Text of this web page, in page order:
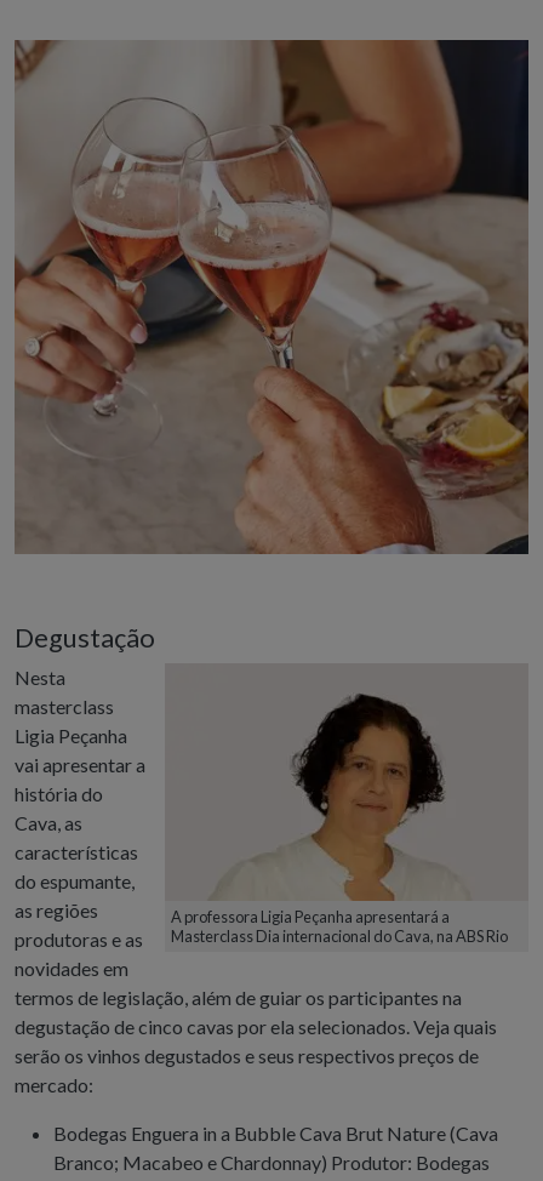
Degustação
A professora Ligia Peçanha apresentará a
Masterclass Dia internacional do Cava, na ABS Rio
Nesta
masterclass
Ligia Peçanha
vai apresentar a
história do
Cava, as
características
do espumante,
as regiões
produtoras e as
novidades em
termos de legislação, além de guiar os participantes na
degustação de cinco cavas por ela selecionados. Veja quais
serão os vinhos degustados e seus respectivos preços de
mercado:
Bodegas Enguera in a Bubble Cava Brut Nature (Cava
Branco; Macabeo e Chardonnay) Produtor: Bodegas